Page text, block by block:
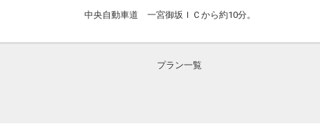
中央自動車道 一宮御坂ＩＣから約10分。
プラン一覧